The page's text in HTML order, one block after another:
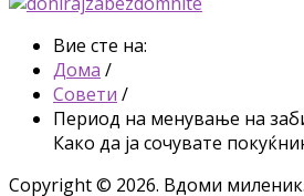
Вие сте на:
Дома /
Совети /
Период на менување на
Како да ја сочувате
Copyright © 2026. Вдоми миленик.